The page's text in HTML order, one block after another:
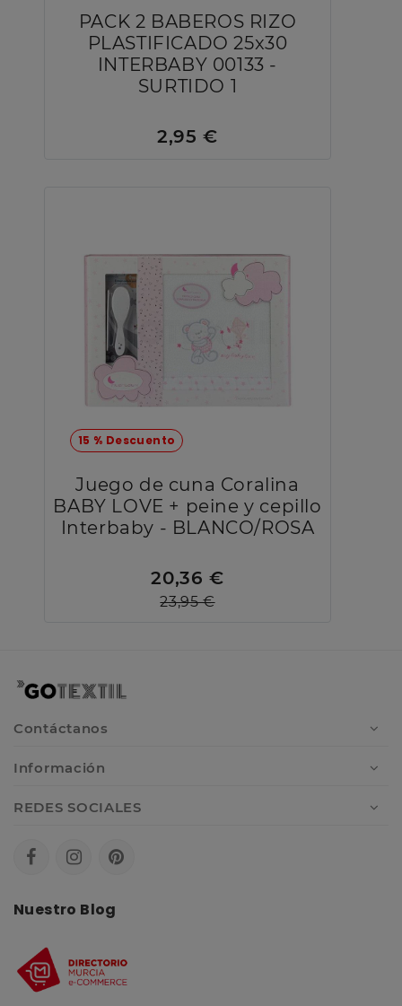
PACK 2 BABEROS RIZO
PLASTIFICADO 25x30
INTERBABY 00133 -
SURTIDO 1
2,95 €
15 % Descuento
Juego de cuna Coralina
BABY LOVE + peine y cepillo
Interbaby - BLANCO/ROSA
20,36 €
23,95 €
Contáctanos
Información
REDES SOCIALES
Nuestro Blog